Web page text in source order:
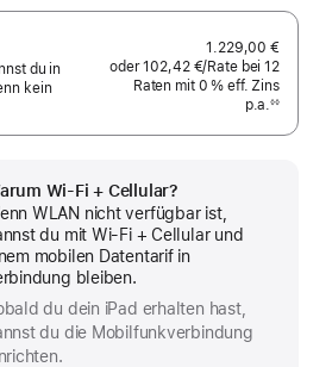
du in
kein
1.229,00 €
oder102,42 €/Rate pro
Rate
bei 12
Raten Raten
mit 0 % eff. Zins
p.a.eff.
Zins p.a.
◊◊
Wi-Fi + Cellular?
WLAN nicht verfügbar ist,
du mit Wi‑Fi + Cellular und
mobilen Datentarif in
bleiben.
du dein iPad erhalten hast,
du die Mobilfunkverbindung